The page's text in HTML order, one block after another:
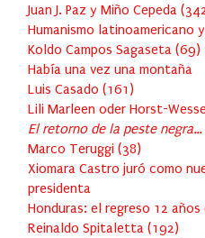
Juan J. Paz y Miño Cepeda (
Humanismo latinoamericano
Koldo Campos Sagaseta (69)
Había una vez una montaña
Luis Casado (161 )
Lili Marleen oder Horst-
El retorno de la peste negra…
Marco Teruggi (38)
Xiomara Castro juró como
presidenta
Honduras: el regreso 12 años
Reinaldo Spitaletta (192)